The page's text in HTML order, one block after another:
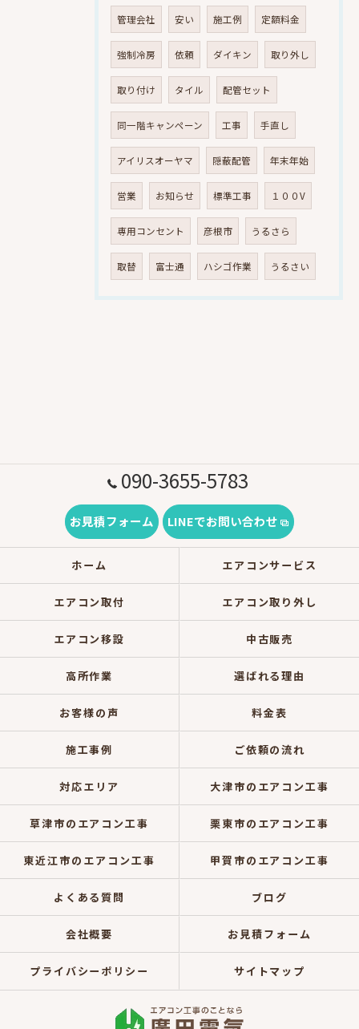
管理会社 安い 施工例 定額料金
強制冷房 依頼 ダイキン 取り外し
取り付け タイル 配管セット
同一階キャンペーン 工事 手直し
アイリスオーヤマ 隠蔽配管 年末年始
営業 お知らせ 標準工事 １００V
専用コンセント 彦根市 うるさら
取替 富士通 ハシゴ作業 うるさい
090-3655-5783
お見積フォーム LINEでお問い合わせ
ホーム エアコンサービス
エアコン取付 エアコン取り外し
エアコン移設 中古販売
高所作業 選ばれる理由
お客様の声 料金表
施工事例 ご依頼の流れ
対応エリア 大津市のエアコン工事
草津市のエアコン工事 栗東市のエアコン工事
東近江市のエアコン工事 甲賀市のエアコン工事
よくある質問 ブログ
会社概要 お見積フォーム
プライバシーポリシー サイトマップ